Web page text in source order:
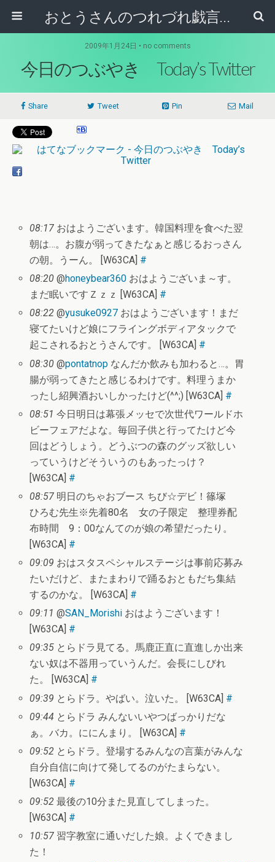
おとうさんのつれづれ戯言記
2009年1月24日 • no comments
今日のつぶやき Today’s Twitter
Share Tweet Pin Mail
08:17 おはようございます。韓国料理を食べた翌
朝は…。お腹が弱ってきたなぁと感じるおっさん
の朝。うーん。 [W63CA] #
08:20 @honeybear360 おはようございま～す。
まだ眠いですＺｚｚ [W63CA] #
08:22 @yusuke0927 おはようございます！まだ
寝てたいけど娘にフライングボディアタックで
起こされるおとうさんです。 [W63CA] #
08:30 @pontatnop なんだか飲みも加わると…。胃
腸が弱ってきたと感じるわけです。料理うまか
ったし紹興酒おいしかったけど(^^;) [W63CA] #
08:51 今日明日は幕張メッセで次世代ワールドホ
ビーフェアだよな。毎回子供と行ってたけど今
回はどうしょう。どうぶつの森のグッズ欲しい
っていうけどそういうのもあったっけ？
[W63CA] #
08:57 明日のちゃおブース ちび☆デビ！篠塚
ひろむ先生※先着80名 女の子限定 整理券配
布時間 9：00なんてのが娘の希望だったり。
[W63CA] #
09:09 おはスタスペシャルステージは事前応募み
たいだけど、またまわりで踊るおともだち集結
するのかな。 [W63CA] #
09:11 @SAN_Morishi おはようございます！
[W63CA] #
09:35 とらドラ見てる。馬鹿正直に直進しか出来
ない奴は不器用っていうんだ。会長にしびれ
た。 [W63CA] #
09:39 とらドラ。やばい。泣いた。 [W63CA] #
09:44 とらドラ みんないいやつばっかりだな
ぁ。バカ。ににんまり。 [W63CA] #
09:52 とらドラ。登場するみんなの言葉がみんな
自分自信に向けて発してるのがたまらない。
[W63CA] #
09:52 最後の10分また見直してしまった。
[W63CA] #
10:57 習字教室に通いだした娘。よくできまし
た！